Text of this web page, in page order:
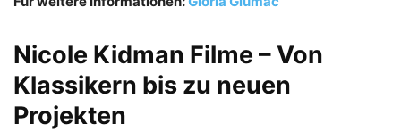
Nicole Kidman Filme – Von
Klassikern bis zu neuen
Projekten